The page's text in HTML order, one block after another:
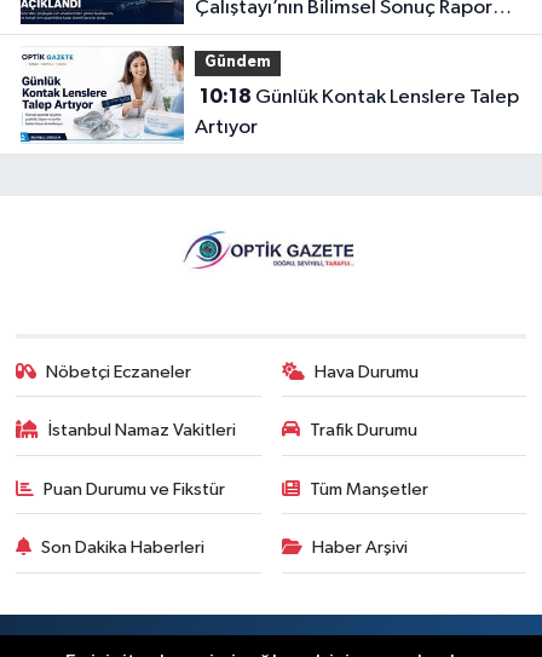
Çalıştayı’nın Bilimsel Sonuç Raporu
Açıklandı
Gündem
10:18
Artıyor
Nöbetçi Eczaneler Hava Durumu
İstanbul Namaz Vakitleri Trafik Durumu
Puan Durumu ve Fikstür Tüm Manşetler
Son Dakika Haberleri Haber Arşivi